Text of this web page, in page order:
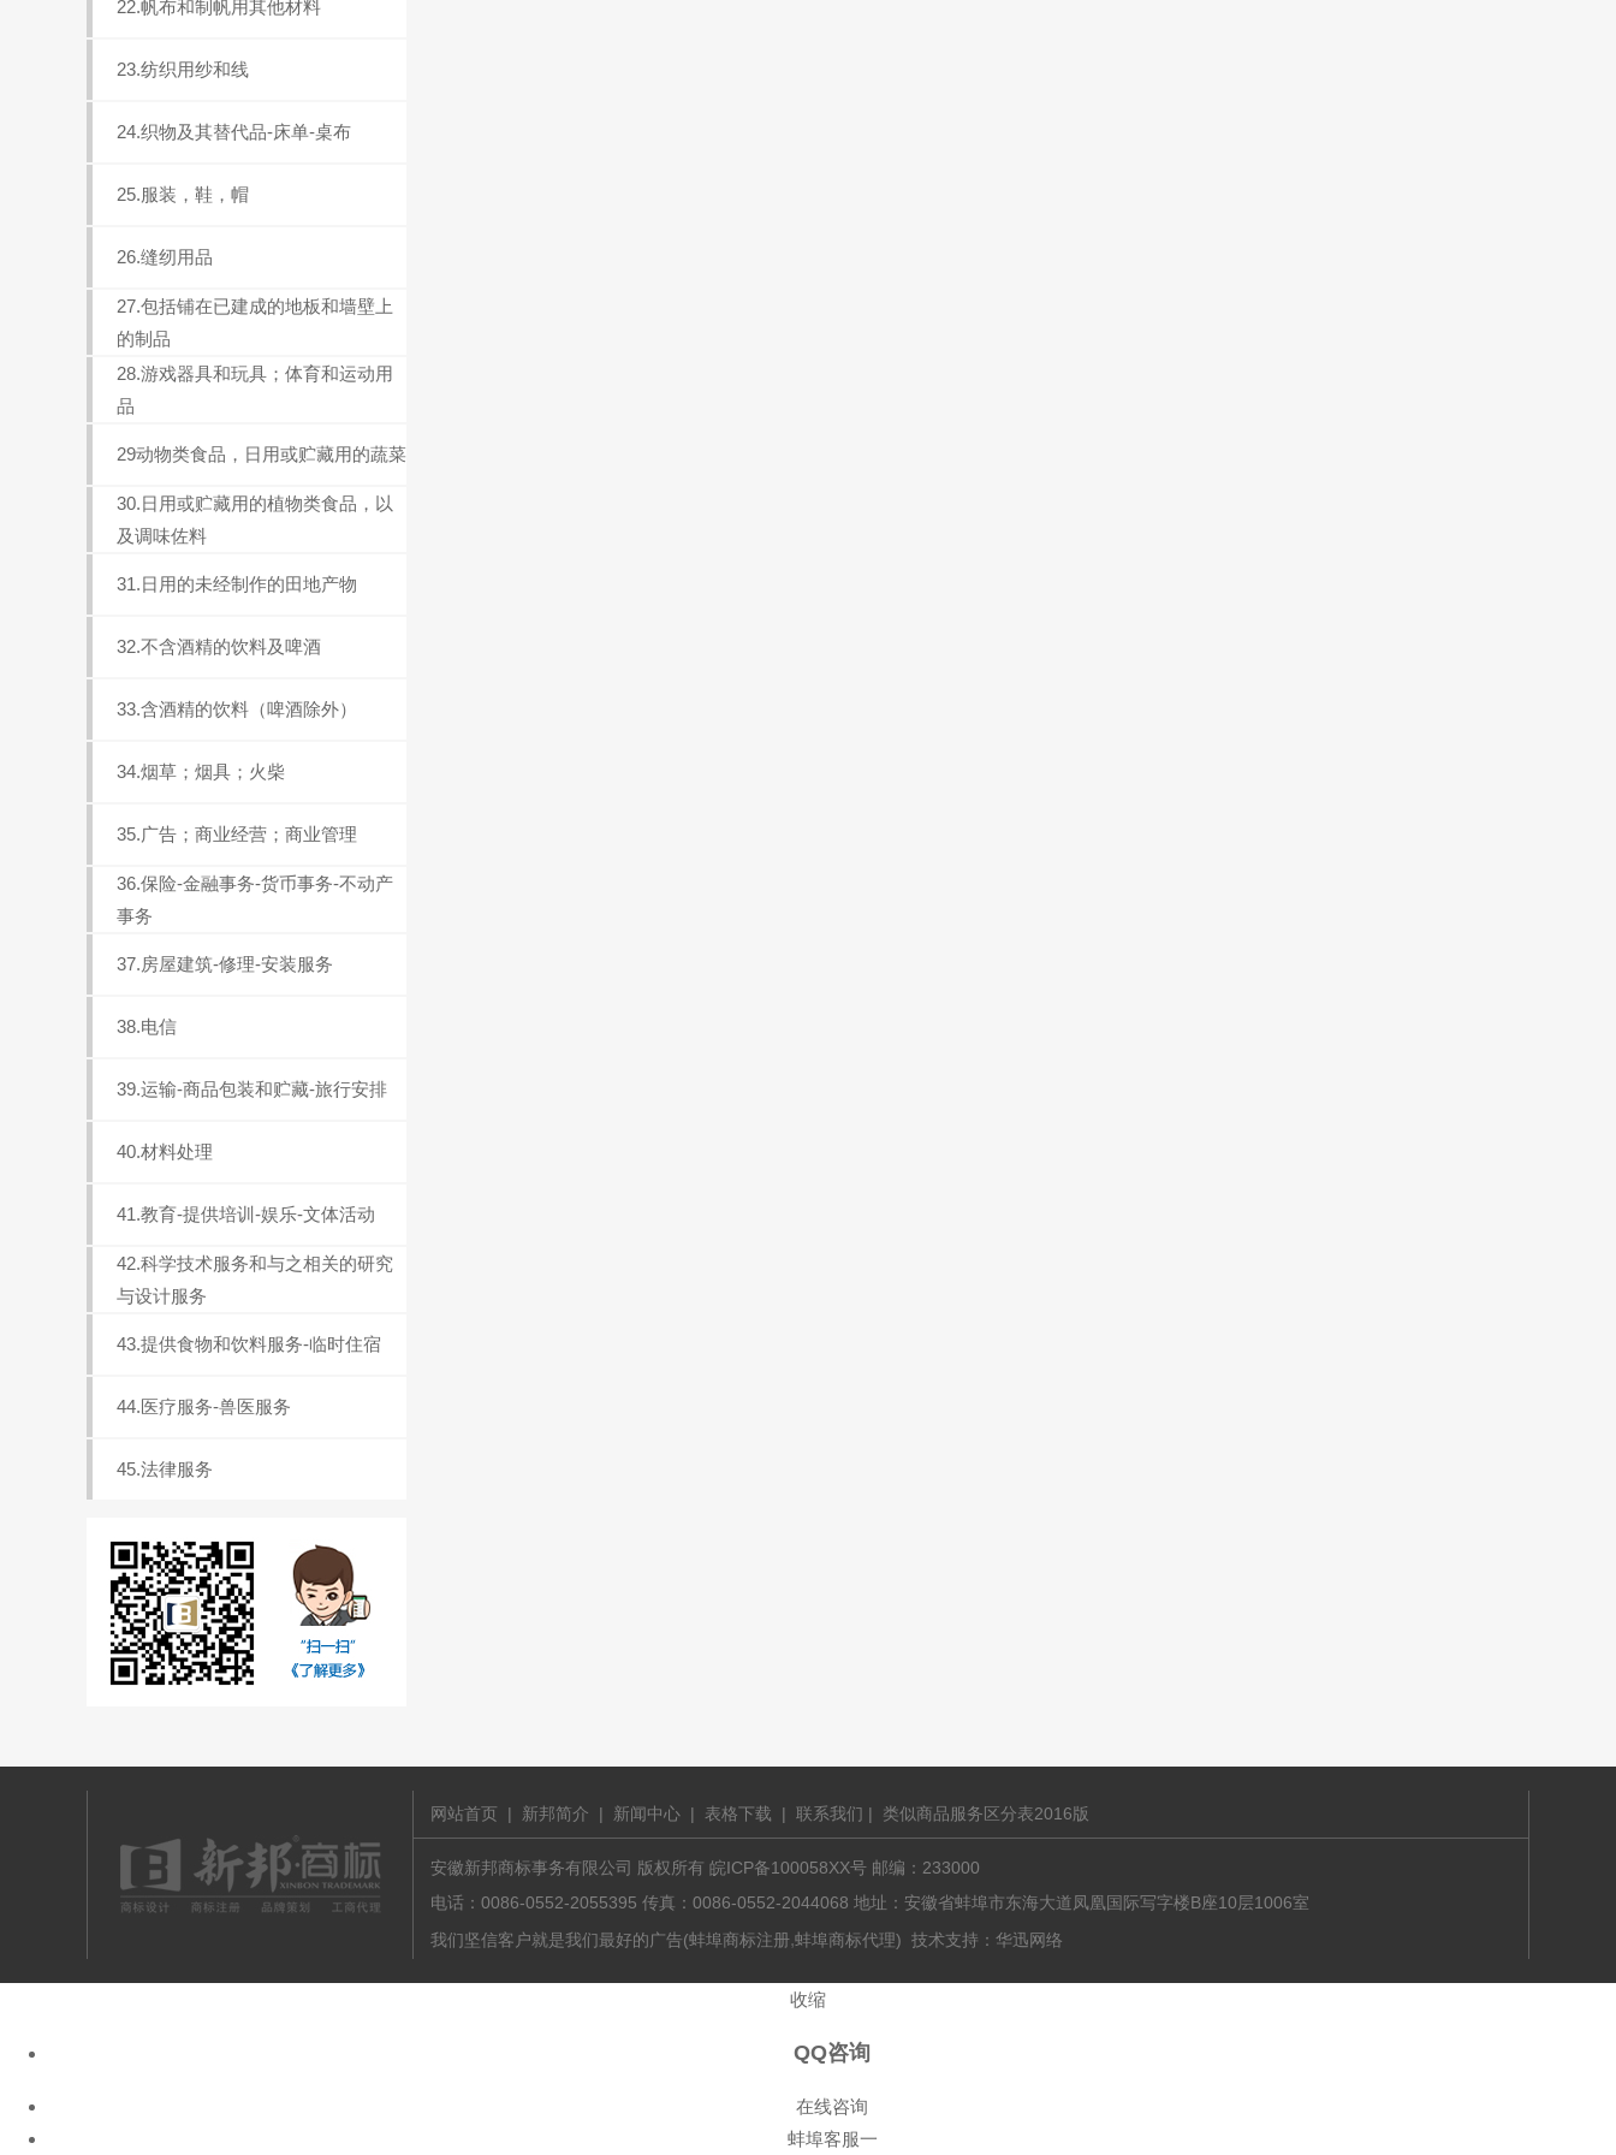
22.帆布和制帆用其他材料
23.纺织用纱和线
24.织物及其替代品-床单-桌布
25.服装，鞋，帽
26.缝纫用品
27.包括铺在已建成的地板和墙壁上
的制品
28.游戏器具和玩具；体育和运动用
品
29动物类食品，日用或贮藏用的蔬菜
30.日用或贮藏用的植物类食品，以
及调味佐料
31.日用的未经制作的田地产物
32.不含酒精的饮料及啤酒
33.含酒精的饮料（啤酒除外）
34.烟草；烟具；火柴
35.广告；商业经营；商业管理
36.保险-金融事务-货币事务-不动产
事务
37.房屋建筑-修理-安装服务
38.电信
39.运输-商品包装和贮藏-旅行安排
40.材料处理
41.教育-提供培训-娱乐-文体活动
42.科学技术服务和与之相关的研究
与设计服务
43.提供食物和饮料服务-临时住宿
44.医疗服务-兽医服务
45.法律服务
网站首页 | 新邦简介 | 新闻中心 | 表格下载 | 联系我们 | 类似商品服务区分表2016版
安徽新邦商标事务有限公司 版权所有 皖ICP备100058XX号 邮编：233000
电话：0086-0552-2055395 传真：0086-0552-2044068 地址：安徽省蚌埠市东海大道凤凰国际写字楼B座10层1006室
我们坚信客户就是我们最好的广告(蚌埠商标注册,蚌埠商标代理) 技术支持： 华迅网络
收缩
QQ咨询
在线咨询
蚌埠客服一